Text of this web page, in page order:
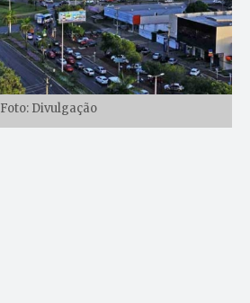
Foto: Divulgação